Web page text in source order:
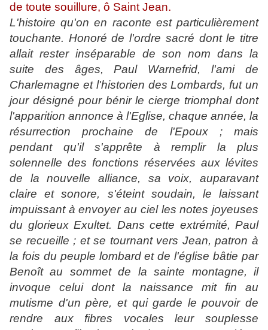
de toute souillure, ô Saint Jean.
L'histoire qu'on en raconte est particulièrement
touchante. Honoré de l'ordre sacré dont le titre
allait rester inséparable de son nom dans la
suite des âges, Paul Warnefrid, l'ami de
Charlemagne et l'historien des Lombards, fut un
jour désigné pour bénir le cierge triomphal dont
l'apparition annonce à l'Eglise, chaque année, la
résurrection prochaine de l'Epoux ; mais
pendant qu'il s'apprête à remplir la plus
solennelle des fonctions réservées aux lévites
de la nouvelle alliance, sa voix, auparavant
claire et sonore, s'éteint soudain, le laissant
impuissant à envoyer au ciel les notes joyeuses
du glorieux Exultet. Dans cette extrémité, Paul
se recueille ; et se tournant vers Jean, patron à
la fois du peuple lombard et de l'église bâtie par
Benoît au sommet de la sainte montagne, il
invoque celui dont la naissance mit fin au
mutisme d'un père, et qui garde le pouvoir de
rendre aux fibres vocales leur souplesse